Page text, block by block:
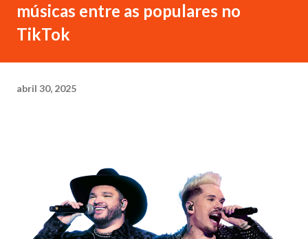
músicas entre as populares no
TikTok
abril 30, 2025